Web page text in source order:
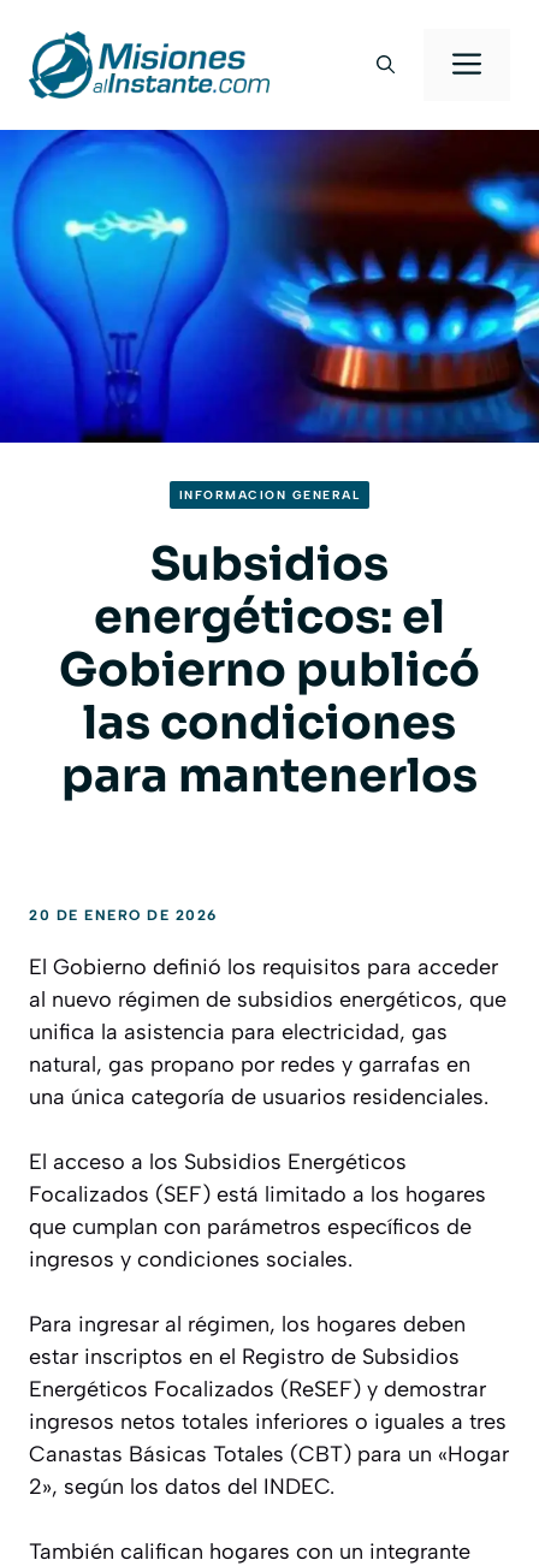
contenido
INFORMACION GENERAL
Subsidios
energéticos: el
Gobierno publicó
las condiciones
para mantenerlos
20 DE ENERO DE 2026
El Gobierno definió los requisitos para acceder
al nuevo régimen de subsidios energéticos, que
unifica la asistencia para electricidad, gas
natural, gas propano por redes y garrafas en
una única categoría de usuarios residenciales.
El acceso a los Subsidios Energéticos
Focalizados (SEF) está limitado a los hogares
que cumplan con parámetros específicos de
ingresos y condiciones sociales.
Para ingresar al régimen, los hogares deben
estar inscriptos en el Registro de Subsidios
Energéticos Focalizados (ReSEF) y demostrar
ingresos netos totales inferiores o iguales a tres
Canastas Básicas Totales (CBT) para un «Hogar
2», según los datos del INDEC.
También califican hogares con un integrante